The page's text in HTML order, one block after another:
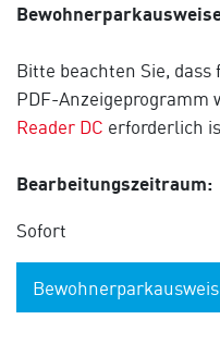
Bitte beachten Sie,
PDF-Anzeigeprogramm
Reader DC erforderlich
Bearbeitungszeitraum:
Sofort
Bewohnerparkausweis